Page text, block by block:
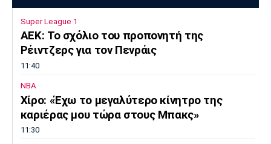
Super League 1
ΑΕΚ: Το σχόλιο του προπονητή της
Ρέιντζερς για τον Πενράις
11:40
NBA
Χίρο: «Έχω το μεγαλύτερο κίνητρο της
καριέρας μου τώρα στους Μπακς»
11:30